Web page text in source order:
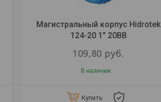
Магистральный корпус Hidrotek
124-20 1" 20BB
109,80 руб.
В наличии
Купить